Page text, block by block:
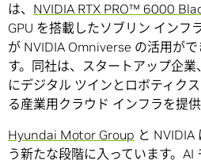
は、 NVIDIA RTX PRO™ 6000
GPU を搭載したソブリン インフ
が NVIDIA Omniverse の活用が
す。同社は、スタートアップ企
にデジタル ツインとロボティク
る産業用クラウド インフラを提供
Hyundai Motor Group と
う新たな段階に入っています。AI